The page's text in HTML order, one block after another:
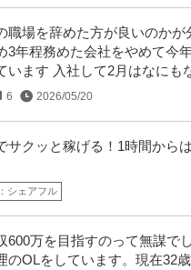
職場を辞めた方が良いのかが
3年程務めた会社をやめて今
います 入社して2月はなにも
6 2026/05/20
サクッと稼げる！1時間から
シェアフル
600万を目指すのって無謀で
のOLをしています。現在32